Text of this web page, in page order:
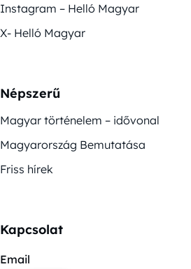
Instagram – Helló Magyar
X- Helló Magyar
Népszerű
Magyar történelem – idővonal
Magyarország Bemutatása
Friss hírek
Kapcsolat
Email